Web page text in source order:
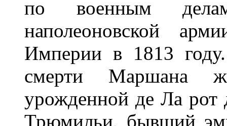
по военным
наполеоновской
Империи в 1813
смерти Маршана
урожденной де Ла рот
Трюмильи, бывший